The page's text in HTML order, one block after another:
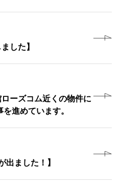
した】
ーズコム近くの物件に
進めています。
出ました！】